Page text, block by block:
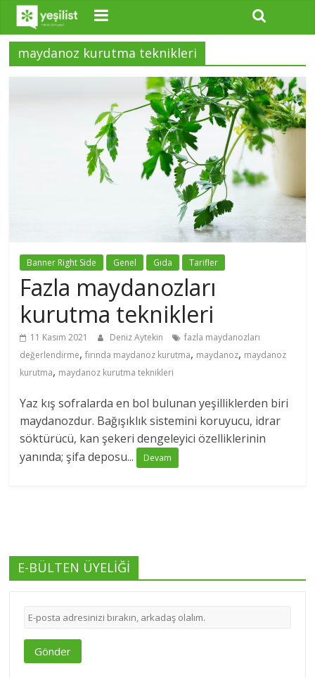
maydanoz kurutma teknikleri
Banner Right Side Genel Gıda Tarifler
Fazla maydanozları
kurutma teknikleri
11 Kasım 2021 Deniz Aytekin
fazla maydanozları
değerlendirme,fırında maydanoz kurutma, maydanoz, maydanoz
kurutma, maydanoz kurutma teknikleri
Yaz kış sofralarda en bol bulunan yeşilliklerden biri
maydanozdur. Bağışıklık sistemini koruyucu, idrar
söktürücü, kan şekeri dengeleyici özelliklerinin
yanında; şifa deposu...
Devam
E-BÜLTEN ÜYELİĞİ
Gönder